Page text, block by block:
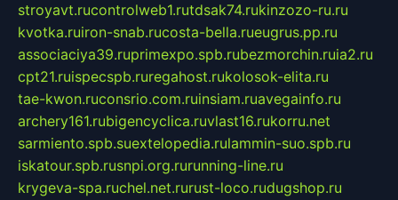
stroyavt.rucontrolweb1.rutdsak74.rukinzozo-ru.ru
kvotka.ruiron-snab.rucosta-bella.rueugrus.pp.ru
associaciya39.ruprimexpo.spb.rubezmorchin.ruia2.ru
cpt21.ruispecspb.ruregahost.rukolosok-elita.ru
tae-kwon.ruconsrio.com.ruinsiam.ruavegainfo.ru
archery161.rubigencyclica.ruvlast16.rukorru.net
sarmiento.spb.suextelopedia.rulammin-suo.spb.ru
iskatour.spb.rusnpi.org.rurunning-line.ru
krygeva-spa.ruchel.net.rurust-loco.rudugshop.ru